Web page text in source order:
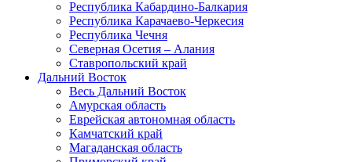
Республика Кабардино-Балкария
Республика Карачаево-Черкесия
Республика Чечня
Северная Осетия – Алания
Ставропольский край
Дальний Восток
Весь Дальний Восток
Амурская область
Еврейская автономная область
Камчатский край
Магаданская область